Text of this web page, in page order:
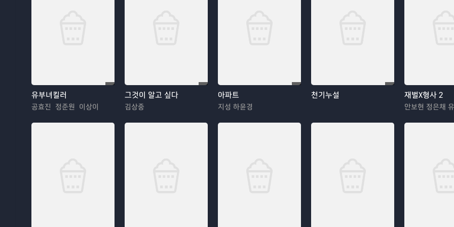
유부녀킬러
공효진 정준원 이상이
그것이 알고 싶다
김상중
아파트
지성 하윤경
천기누설 재벌X형사 2